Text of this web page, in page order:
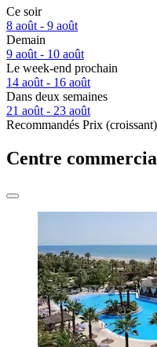
Ce soir
8 août - 9 août
Demain
9 août - 10 août
Le week-end prochain
14 août - 16 août
Dans deux semaines
21 août - 23 août
Recommandés Prix (croissant)
Centre